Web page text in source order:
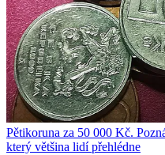
Pětikoruna za 50 000 Kč.
který většina lidí přehlédne